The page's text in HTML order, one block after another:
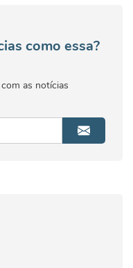
como essa?
as notícias